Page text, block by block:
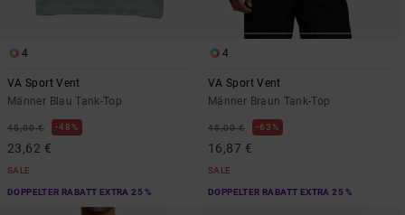
4
VA Sport Vent
Männer Blau Tank-Top
45,00 € 48%
23,62 €
SALE
DOPPELTER RABATT EXTRA 25 %
4
VA Sport Vent
Männer Braun Tank-Top
45,00 € 63%
16,87 €
SALE
DOPPELTER RABATT EXTRA 25 %